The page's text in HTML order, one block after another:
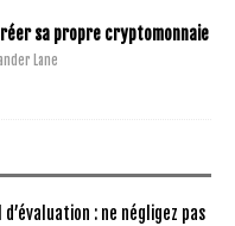
sa propre cryptomonnaie
Lane
: ne négligez pas